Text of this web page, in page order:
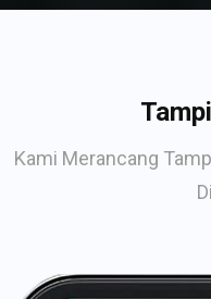
Kami Merancang